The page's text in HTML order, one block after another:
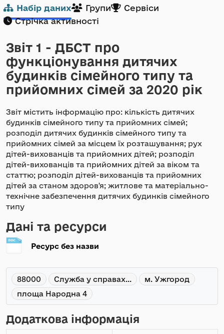
Набір даних Групи
Сервіси
Стрічка активності
Звіт 1 - ДБСТ про
функціонування дитячих
будинків сімейного типу та
прийомних сімей за 2020 рік
Звіт містить інформацію про: кількість дитячих
будинків сімейного типу та прийомних сімей;
розподіл дитячих будинків сімейного типу та
прийомних сімей за місцем їх розташування; рух
дітей-вихованців та прийомних дітей; розподіл
дітей-вихованців та прийомних дітей за віком та
статтю; розподіл дітей-вихованців та прийомних
дітей за станом здоров'я; житлове та матеріально-
технічне забезпечення дитячих будинків сімейного
типу
Дані та ресурси
Ресурс без назви
88000 Служба у справах...
м. Ужгород
площа Народна 4
Додаткова інформація